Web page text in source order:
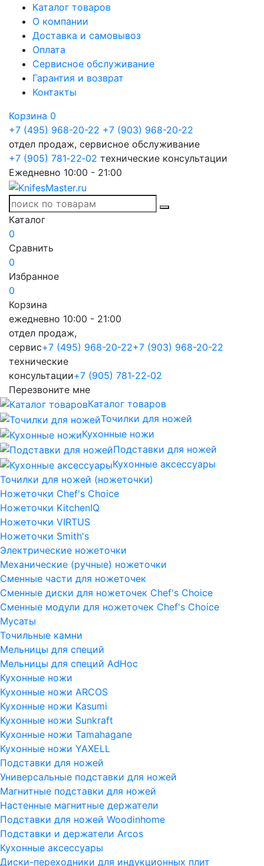
Каталог товаров
О компании
Доставка и самовывоз
Оплата
Сервисное обслуживание
Гарантия и возврат
Контакты
Корзина 0
+7 (495) 968-20-22 +7 (903) 968-20-22
отдел продаж, сервисное обслуживание
+7 (905) 781‑22‑02 технические консультации
Ежедневно 10:00 - 21:00
Каталог
0
Сравнить
0
Избранное
0
Корзина
ежедневно 10:00 - 21:00
отдел продаж,
сервис+7 (495) 968-20-22+7 (903) 968-20-22
технические
консультации+7 (905) 781‑22‑02
Перезвоните мне
Каталог товаров
Точилки для ножей
Кухонные ножи
Подставки для ножей
Кухонные аксессуары
Точилки для ножей (ножеточки)
Ножеточки Chef's Choice
Ножеточки KitchenIQ
Ножеточки VIRTUS
Ножеточки Smith's
Электрические ножеточки
Механические (ручные) ножеточки
Сменные части для ножеточек
Сменные диски для ножеточек Chef's Choice
Сменные модули для ножеточек Chef's Choice
Мусаты
Точильные камни
Мельницы для специй
Мельницы для специй AdHoc
Кухонные ножи
Кухонные ножи ARCOS
Кухонные ножи Kasumi
Кухонные ножи Sunkraft
Кухонные ножи Tamahagane
Кухонные ножи YAXELL
Подставки для ножей
Универсальные подставки для ножей
Магнитные подставки для ножей
Настенные магнитные держатели
Подставки для ножей Woodinhome
Подставки и держатели Arcos
Кухонные аксессуары
Диски-переходники для индукционных плит